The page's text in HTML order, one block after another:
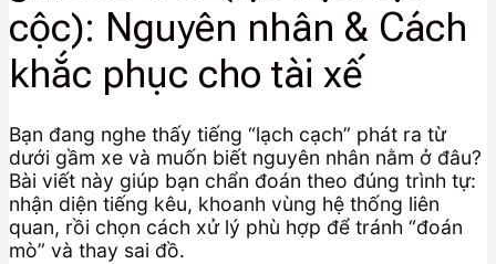
cộc): Nguyên nhân & Cách
khắc phục cho tài xế
Bạn đang nghe thấy tiếng “lạch cạch” phát ra từ
dưới gầm xe và muốn biết nguyên nhân nằm ở đâu?
Bài viết này giúp bạn chẩn đoán theo đúng trình tự:
nhận diện tiếng kêu, khoanh vùng hệ thống liên
quan, rồi chọn cách xử lý phù hợp để tránh “đoán
mò” và thay sai đồ.